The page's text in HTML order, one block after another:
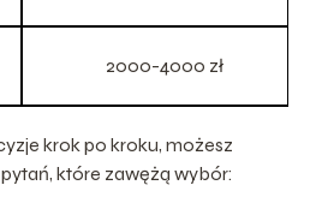
2000-4000 zł
krok po kroku, możesz
które zawężą wybór: